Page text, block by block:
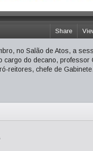
Share
no Salão de Atos, a
cargo do decano,
reitores, chefe de